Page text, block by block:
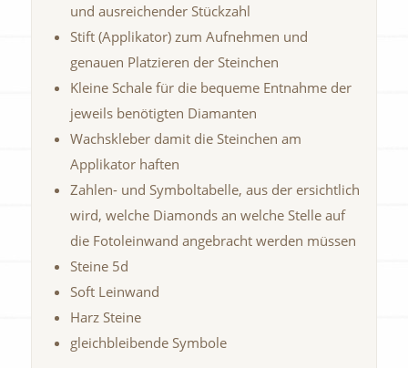
und ausreichender Stückzahl
Stift (Applikator) zum Aufnehmen und
genauen Platzieren der Steinchen
Kleine Schale für die bequeme Entnahme der
jeweils benötigten Diamanten
Wachskleber damit die Steinchen am
Applikator haften
Zahlen- und Symboltabelle, aus der ersichtlich
wird, welche Diamonds an welche Stelle auf
die Fotoleinwand angebracht werden müssen
Steine 5d
Soft Leinwand
Harz Steine
gleichbleibende Symbole